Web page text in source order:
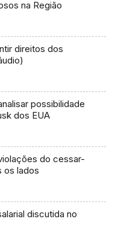
na Região
direitos dos
possibilidade
dos EUA
do cessar-
os lados
discutida no